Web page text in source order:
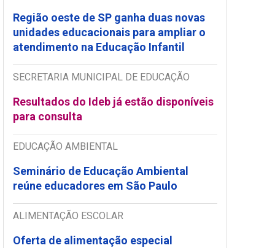
Região oeste de SP ganha duas novas
unidades educacionais para ampliar o
atendimento na Educação Infantil
SECRETARIA MUNICIPAL DE EDUCAÇÃO
Resultados do Ideb já estão disponíveis
para consulta
EDUCAÇÃO AMBIENTAL
Seminário de Educação Ambiental
reúne educadores em São Paulo
ALIMENTAÇÃO ESCOLAR
Oferta de alimentação especial